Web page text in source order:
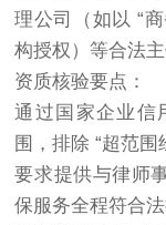
理公司（如以 “
构授权）等合法主
资质核验要点：
通过国家企业信
围，排除 “超范围
要求提供与律师
保服务全程符合法